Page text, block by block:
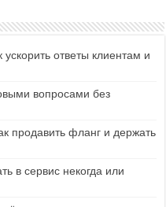
ответы клиентам и
вопросами без
продавить фланг и держать
в сервис некогда или